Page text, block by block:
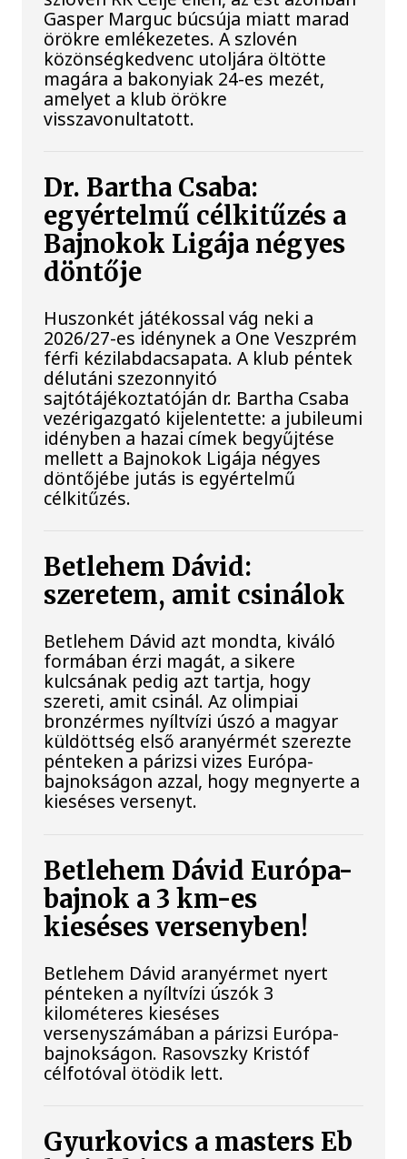
Gasper Marguc búcsúja miatt marad
örökre emlékezetes. A szlovén
közönségkedvenc utoljára öltötte
magára a bakonyiak 24-es mezét,
amelyet a klub örökre
visszavonultatott.
Dr. Bartha Csaba:
egyértelmű célkitűzés a
Bajnokok Ligája négyes
döntője
Huszonkét játékossal vág neki a
2026/27-es idénynek a One Veszprém
férfi kézilabdacsapata. A klub péntek
délutáni szezonnyitó
sajtótájékoztatóján dr. Bartha Csaba
vezérigazgató kijelentette: a jubileumi
idényben a hazai címek begyűjtése
mellett a Bajnokok Ligája négyes
döntőjébe jutás is egyértelmű
célkitűzés.
Betlehem Dávid:
szeretem, amit csinálok
Betlehem Dávid azt mondta, kiváló
formában érzi magát, a sikere
kulcsának pedig azt tartja, hogy
szereti, amit csinál. Az olimpiai
bronzérmes nyíltvízi úszó a magyar
küldöttség első aranyérmét szerezte
pénteken a párizsi vizes Európa-
bajnokságon azzal, hogy megnyerte a
kieséses versenyt.
Betlehem Dávid Európa-
bajnok a 3 km-es
kieséses versenyben!
Betlehem Dávid aranyérmet nyert
pénteken a nyíltvízi úszók 3
kilométeres kieséses
versenyszámában a párizsi Európa-
bajnokságon. Rasovszky Kristóf
célfotóval ötödik lett.
Gyurkovics a masters Eb